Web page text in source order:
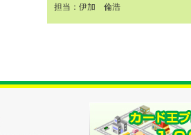
担当：伊加 倫浩